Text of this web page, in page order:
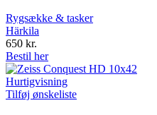
Rygsække & tasker
Härkila
650 kr.
Bestil her
Hurtigvisning
Tilføj ønskeliste